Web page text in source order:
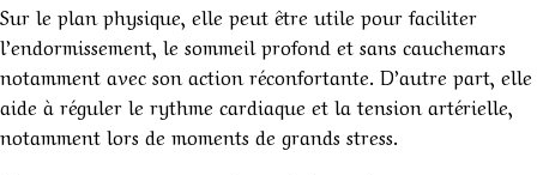
Sur le plan physique, elle peut être utile pour faciliter
l’endormissement, le sommeil profond et sans cauchemars
notamment avec son action réconfortante. D’autre part, elle
aide à réguler le rythme cardiaque et la tension artérielle,
notamment lors de moments de grands stress.